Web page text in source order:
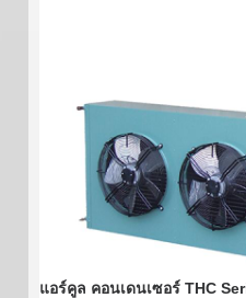
แอร์คูล คอนเดนเซอร์ THC